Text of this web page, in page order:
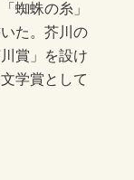
蜘蛛の糸」
た。芥川の
賞」を設け
学賞として